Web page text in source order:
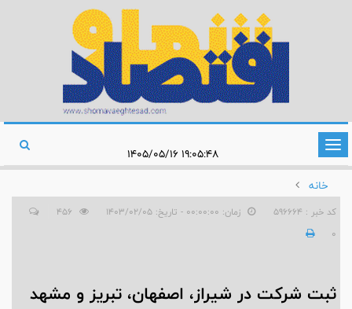
تغییر
وضعیت
ناوبری
۱۹:۰۵:۴۸ ۱۴۰۵/۰۵/۱۶
خانه
کد خبر : 596664 زمان: ۰۰:۰۰:۰۰ - تاریخ: ۱۴۰۳/۰۲/۰۵
0
ثبت شرکت در شیراز، اصفهان، تبریز و مشهد